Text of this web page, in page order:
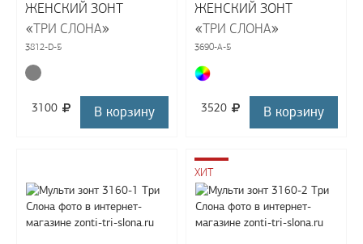
ЖЕНСКИЙ ЗОНТ
«ТРИ СЛОНА»
3812-D-5
3100 В корзину
ЖЕНСКИЙ ЗОНТ
«ТРИ СЛОНА»
3690-A-5
3520 В корзину
ХИТ